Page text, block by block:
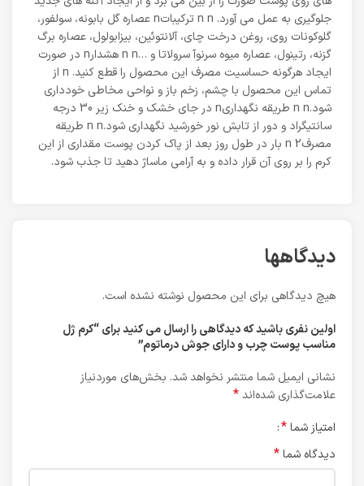
جلوگیری به عمل می آورد. n n ترکیباتn عصاره گل بابونه، سولفور،
گلوکونات روی، روغن درخت چای، آلانتوئین، بیزابولول، عصاره برگ
گزنه، رتینول، عصاره میوه سرنوآ سرولاتا و …n n هشدارn در صورت
ایجاد هرگونه حساسیت مصرف این محصول را قطع کنید. n از
تماس این محصول با چشم، زخم باز و نواحی مخاطی خودداری
شود.n n طریقه نگهداریn در جای خشک و خنک زیر 30 درجه
سانتیگراد و دور از تابش نور خورشید نگهداری شود.n n طریقه
مصرفn 2 بار در طول روز بعد از پاک کردن پوست مقداری از این
کرم را بر روی آن قرار داده و به آرامی ماساژ دهید تا جذب شود.
دیدگاهها
هیچ دیدگاهی برای این محصول نوشته نشده است.
اولین نفری باشید که دیدگاهی را ارسال می کنید برای “کرم ژل
مناسب پوست چرب و دارای جوش درماتوم”
نشانی ایمیل شما منتشر نخواهد شد. بخش‌های موردنیاز
علامت‌گذاری شده‌اند*
امتیاز شما*
دیدگاه شما*